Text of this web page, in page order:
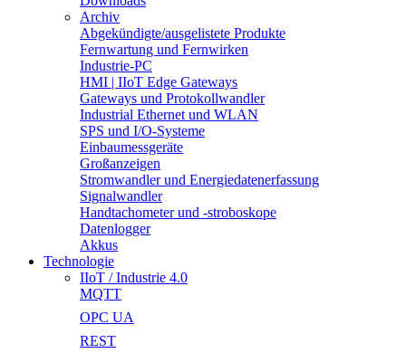
Archiv
Abgekündigte/ausgelistete Produkte
Fernwartung und Fernwirken
Industrie-PC
HMI | IIoT Edge Gateways
Gateways und Protokollwandler
Industrial Ethernet und WLAN
SPS und I/O-Systeme
Einbaumessgeräte
Großanzeigen
Stromwandler und Energiedatenerfassung
Signalwandler
Handtachometer und -stroboskope
Datenlogger
Akkus
Technologie
IIoT / Industrie 4.0
MQTT
OPC UA
REST